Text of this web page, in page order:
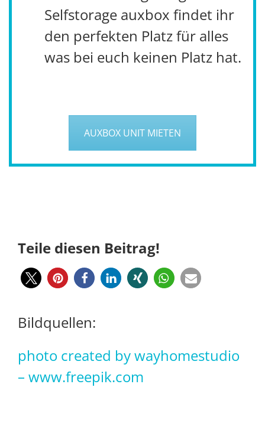
Selfstorage auxbox findet ihr
den perfekten Platz für alles
was bei euch keinen Platz hat.
AUXBOX UNIT MIETEN
Teile diesen Beitrag!
Bildquellen:
photo created by wayhomestudio
– www.freepik.com